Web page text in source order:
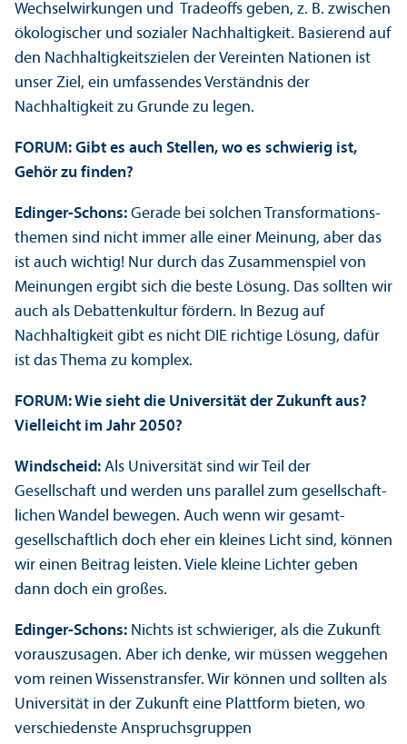
Wechsel­wirkungen und Tradeoffs geben, z. B. zwischen
ökologischer und sozialer Nachhaltigkeit. Basierend auf
den Nachhaltigkeits­zielen der Vereinten Nationen ist
unser Ziel, ein umfassendes Verständnis der
Nachhaltigkeit zu Grunde zu legen.
FORUM: Gibt es auch Stellen, wo es schwierig ist,
Gehör zu finden?
Edinger-Schons: Gerade bei solchen Trans­formations­
themen sind nicht immer alle einer Meinung, aber das
ist auch wichtig! Nur durch das Zusammenspiel von
Meinungen ergibt sich die beste Lösung. Das sollten wir
auch als Debattenkultur fördern. In Bezug auf
Nachhaltigkeit gibt es nicht DIE richtige Lösung, dafür
ist das Thema zu komplex.
FORUM: Wie sieht die Universität der Zukunft aus?
Vielleicht im Jahr 2050?
Windscheid: Als Universität sind wir Teil der
Gesellschaft und werden uns parallel zum gesellschaft­
lichen Wandel bewegen. Auch wenn wir gesamt­
gesellschaft­lich doch eher ein kleines Licht sind, können
wir einen Beitrag leisten. Viele kleine Lichter geben
dann doch ein großes.
Edinger-Schons: Nichts ist schwieriger, als die Zukunft
vorauszusagen. Aber ich denke, wir müssen weggehen
vom reinen Wissenstrans­fer. Wir können und sollten als
Universität in der Zukunft eine Plattform bieten, wo
verschiedenste Anspruchs­gruppen